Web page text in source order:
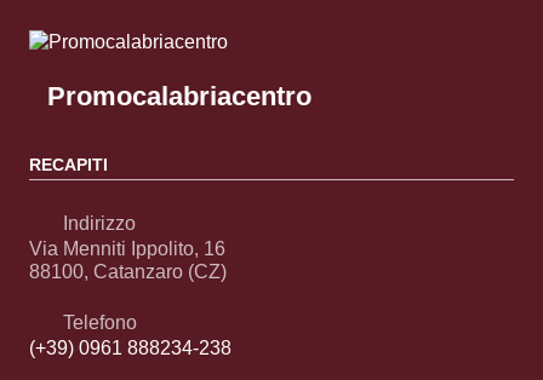
Promocalabriacentro
RECAPITI
Indirizzo
Via Menniti Ippolito, 16
88100, Catanzaro (CZ)
Telefono
(+39) 0961 888234-238